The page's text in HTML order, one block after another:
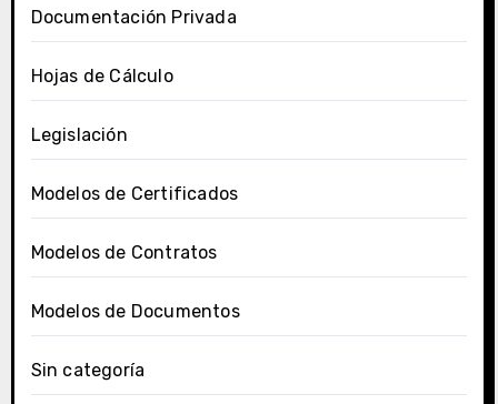
Documentación Privada
Hojas de Cálculo
Legislación
Modelos de Certificados
Modelos de Contratos
Modelos de Documentos
Sin categoría